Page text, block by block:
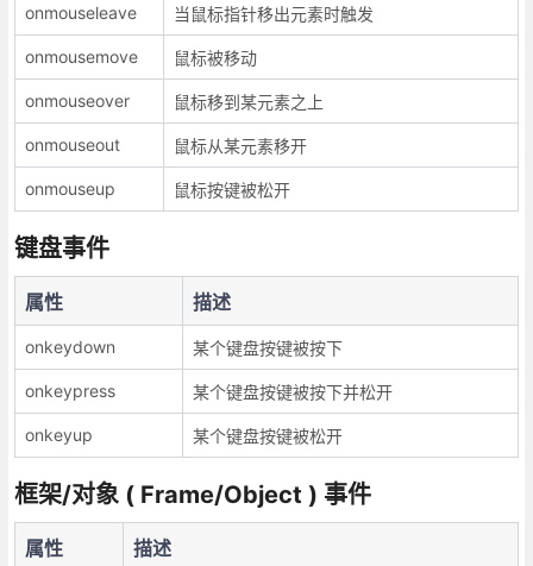
onmouseleave 当鼠标指针移出元素时触发
onmousemove 鼠标被移动
onmouseover 鼠标移到某元素之上
onmouseout 鼠标从某元素移开
onmouseup 鼠标按键被松开
键盘事件
属性 描述
onkeydown 某个键盘按键被按下
onkeypress 某个键盘按键被按下并松开
onkeyup 某个键盘按键被松开
框架/对象 ( Frame/Object ) 事件
属性 描述